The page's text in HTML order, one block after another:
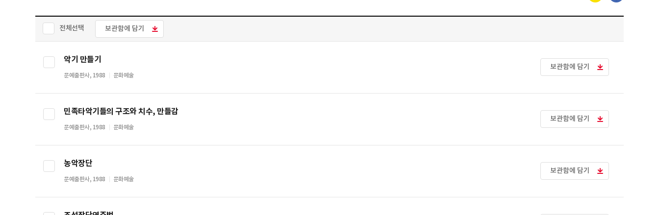
전체선택 보관함에 담기
악기 만들기
문예출판사, 1988 문화예술
보관함에 담기
민족타악기들의 구조와 치수, 만들감
문예출판사, 1988 문화예술
보관함에 담기
농악장단
문예출판사, 1988 문화예술
보관함에 담기